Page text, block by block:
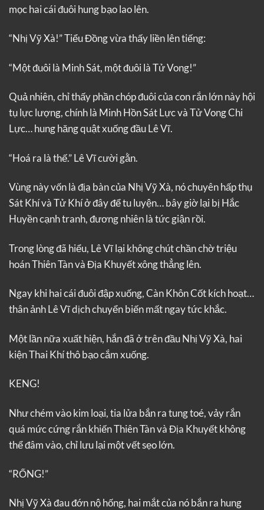
mọc hai cái đuôi hung bạo lao lên.
“Nhị Vỹ Xà!” Tiểu Đồng vừa thấy liền lên tiếng:
“Một đuôi là Minh Sát, một đuôi là Tử Vong!”
Quả nhiên, chỉ thấy phần chóp đuôi của con rắn lớn này hội
tụ lực lượng, chính là Minh Hồn Sát Lực và Tử Vong Chi
Lực… hung hăng quật xuống đầu Lê Vĩ.
“Hoá ra là thế.” Lê Vĩ cười gằn.
Vùng này vốn là địa bàn của Nhị Vỹ Xà, nó chuyên hấp thụ
Sát Khí và Tử Khí ở đây để tu luyện… bây giờ lại bị Hắc
Huyền cạnh tranh, đương nhiên là tức giận rồi.
Trong lòng đã hiểu, Lê Vĩ lại không chút chần chờ triệu
hoán Thiên Tàn và Địa Khuyết xông thẳng lên.
Ngay khi hai cái đuôi đập xuống, Càn Khôn Cốt kích hoạt…
thân ảnh Lê Vĩ dịch chuyển biến mất ngay tức khắc.
Một lần nữa xuất hiện, hắn đã ở trên đầu Nhị Vỹ Xà, hai
kiện Thai Khí thô bạo cắm xuống.
KENG!
Như chém vào kim loại, tia lửa bắn ra tung toé, vảy rắn
quá mức cứng rắn khiến Thiên Tàn và Địa Khuyết không
thể đâm vào, chỉ lưu lại một vết sẹo lớn.
“RỐNG!”
Nhị Vỹ Xà đau đớn nộ hống, hai mắt của nó bắn ra hung